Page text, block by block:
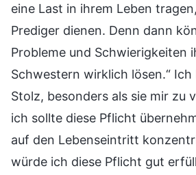
eine Last in ihrem Leben
Prediger dienen. Denn dann
Probleme und Schwierigkeiten
Schwestern wirklich lösen.“
Stolz, besonders als sie mir zu
ich sollte diese Pflicht
auf den Lebenseintritt
würde ich diese Pflicht gut